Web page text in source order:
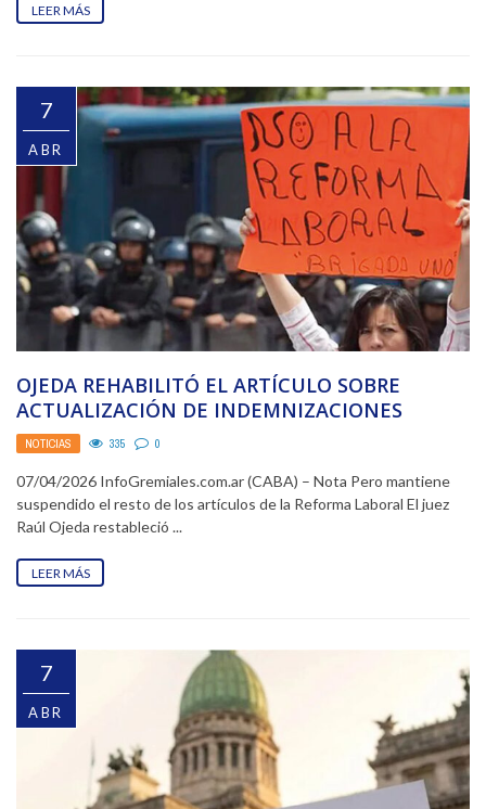
LEER MÁS
7
ABR
OJEDA REHABILITÓ EL ARTÍCULO SOBRE
ACTUALIZACIÓN DE INDEMNIZACIONES
NOTICIAS 335 0
07/04/2026 InfoGremiales.com.ar (CABA) – Nota Pero mantiene
suspendido el resto de los artículos de la Reforma Laboral El juez
Raúl Ojeda restableció ...
LEER MÁS
7
ABR